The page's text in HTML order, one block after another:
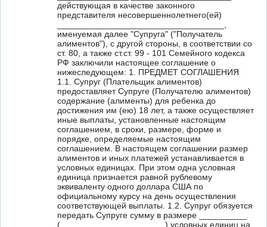
действующая в качестве законного
представителя несовершеннолетнего(ей)
именуемая далее "Супруга" ("Получатель
алиментов"), с другой стороны, в соответствии со
ст. 80, а также ст.ст. 99 - 101 Семейного кодекса
РФ заключили настоящее соглашение о
нижеследующем: 1. ПРЕДМЕТ СОГЛАШЕНИЯ
1.1. Супруг (Плательщик алиментов)
предоставляет Супруге (Получателю алиментов)
содержание (алименты) для ребенка до
достижения им (ею) 18 лет, а также осуществляет
иные выплаты, установленные настоящим
соглашением, в сроки, размере, форме и
порядке, определяемые настоящим
соглашением. В настоящем соглашении размер
алиментов и иных платежей устанавливается в
условных единицах. При этом одна условная
единица признается равной рублевому
эквиваленту одного доллара США по
официальному курсу на день осуществления
соответствующей выплаты. 1.2. Супруг обязуется
передать Супруге сумму в размере __________
(______________________) условных единиц на